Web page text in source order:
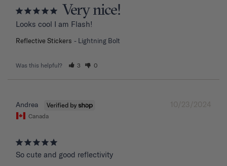
Very nice!
Looks cool I am Flash!
Reflective Stickers Lightning Bolt
Was this helpful? 3 0
10/23/2024
Andrea
Canada
So cute and good reflectivity